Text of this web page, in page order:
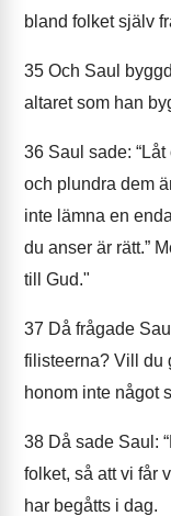
bland folket själv
35 Och Saul
altaret som han
36 Saul sade:
och plundra dem
inte lämna en
du anser är rätt.”
till Gud."
37 Då frågade
filisteerna? Vill du
honom inte något
38 Då sade Saul:
folket, så att vi får
har begåtts i dag.